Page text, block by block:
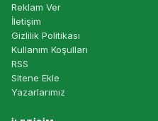
Reklam Ver
İletişim
Gizlilik Politikası
Kullanım Koşulları
RSS
Sitene Ekle
Yazarlarımız